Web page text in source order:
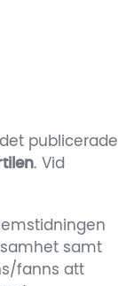
publicerade
. Vid
samt
fanns att